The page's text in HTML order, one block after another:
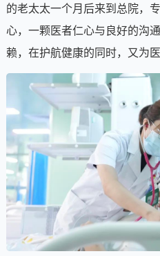
的老太太一个月后来到总院，
心，一颗医者仁心与良好的沟
赖，在护航健康的同时，又为